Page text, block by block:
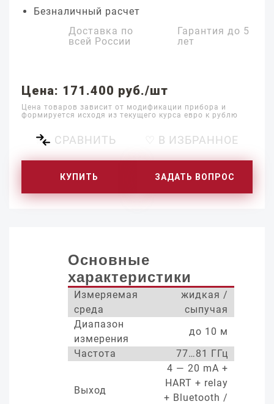
Безналичный расчет
Доставка по
всей России
Гарантия до 5
лет
Цена: 171.400 руб./шт
Цена товаров зависит от модификации прибора и
формируется исходя из текущего курса евро к рублю
СРАВНИТЬ ♡ В ИЗБРАННОЕ
КУПИТЬ ЗАДАТЬ ВОПРОС
Основные
характеристики
Измеряемая
среда
жидкая /
сыпучая
Диапазон
измерения
до 10 м
Частота
77…81 ГГц
Выход
4 — 20 mA +
HART + relay
+ Bluetooth /